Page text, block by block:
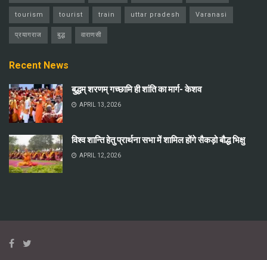
tourism tourist train uttar pradesh Varanasi
प्रयागराज बुद्ध वाराणसी
Recent News
बुद्धम् शरणम् गच्छामि ही शांति का मार्ग- केशव
APRIL 13, 2026
विश्व शान्ति हेतु प्रार्थना सभा में शामिल होंगे सैकड़ो बौद्ध भिक्षु
APRIL 12, 2026